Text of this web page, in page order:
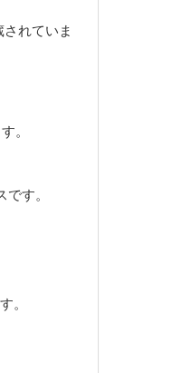
れていま
。
す。
。